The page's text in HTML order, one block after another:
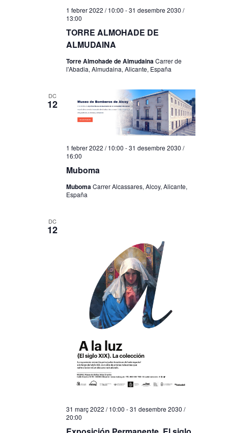
TORRE ALMOHADE DE
ALMUDAINA
1 febrer 2022 / 10:00 -31 desembre 2030 /
13:00
Torre Almohade de AlmudainaCarrer de
l'Abadia, Almudaina, Alicante, España
DC
12
Muboma
1 febrer 2022 / 10:00 -31 desembre 2030 /
16:00
MubomaCarrer Alcassares, Alcoy, Alicante,
España
DC
12
31 març 2022 / 10:00 -31 desembre 2030 /
20:00